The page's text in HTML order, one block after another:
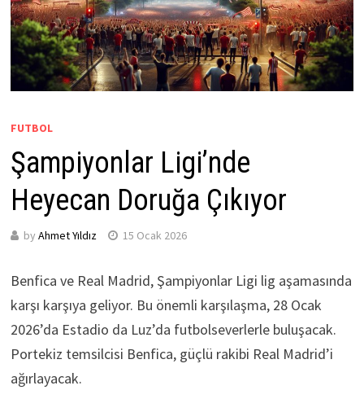
FUTBOL
Şampiyonlar Ligi’nde
Heyecan Doruğa Çıkıyor
by Ahmet Yıldız 15 Ocak 2026
Benfica ve Real Madrid, Şampiyonlar Ligi lig aşamasında
karşı karşıya geliyor. Bu önemli karşılaşma, 28 Ocak
2026’da Estadio da Luz’da futbolseverlerle buluşacak.
Portekiz temsilcisi Benfica, güçlü rakibi Real Madrid’i
ağırlayacak.